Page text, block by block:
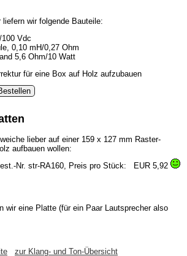
wir folgende Bauteile:
Vdc
0,10 mH/0,27 Ohm
5,6 Ohm/10 Watt
für eine Box auf Holz aufzubauen
lieber auf einer 159 x 127 mm Raster-
aufbauen wollen:
Nr. str-RA160, Preis pro Stück: EUR 5,92
wir eine Platte (für ein Paar Lautsprecher also
zur Klang- und Ton-Übersicht